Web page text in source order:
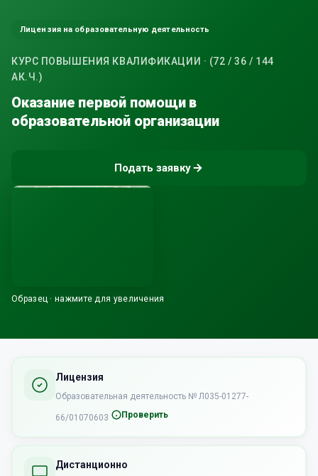
Лицензия на образовательную деятельность
КУРС ПОВЫШЕНИЯ КВАЛИФИКАЦИИ · (72 / 36 / 144
АК.Ч.)
Оказание первой помощи в
образовательной организации
Подать заявку
Образец · нажмите для увеличения
Лицензия
Образовательная деятельность № Л035-01277-
66/01070603 Проверить
Дистанционно